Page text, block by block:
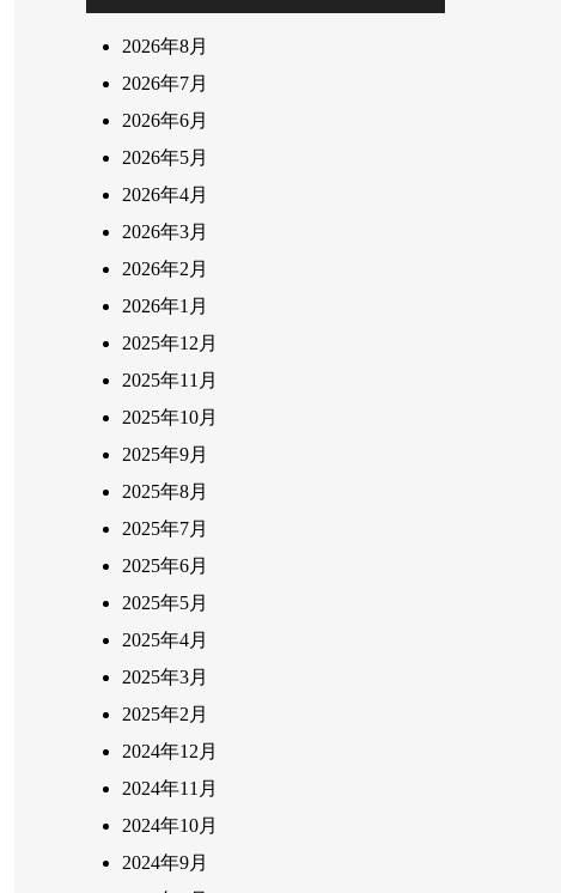
2026年8月
2026年7月
2026年6月
2026年5月
2026年4月
2026年3月
2026年2月
2026年1月
2025年12月
2025年11月
2025年10月
2025年9月
2025年8月
2025年7月
2025年6月
2025年5月
2025年4月
2025年3月
2025年2月
2024年12月
2024年11月
2024年10月
2024年9月